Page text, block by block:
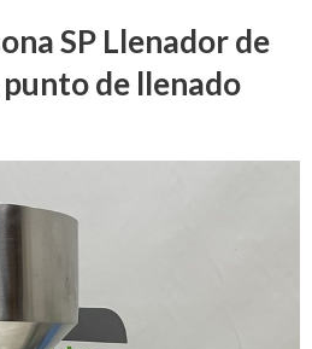
SP Llenador de
de llenado